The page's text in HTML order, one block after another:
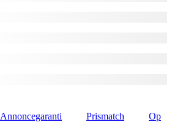
Annoncegaranti Prismatch
Op